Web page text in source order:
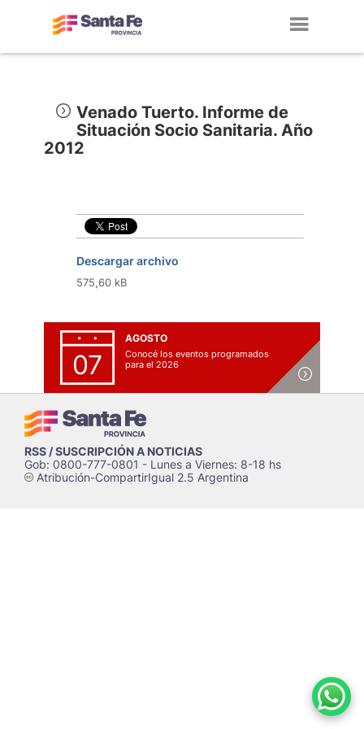
Venado Tuerto. Informe de
Situación Socio Sanitaria. Año
2012
Descargar archivo
575,60 kB
07
AGOSTO
Conocé los eventos programados
para el 2026
RSS / SUSCRIPCIÓN A NOTICIAS
Gob: 0800-777-0801 - Lunes a Viernes: 8-18 hs
cAtribución-CompartirIgual 2.5 Argentina